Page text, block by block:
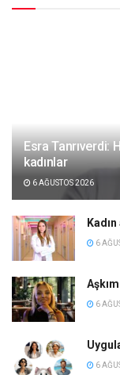
Esra Tanrıverdi:
kadınlar
6 AĞUSTOS 2026
6
6
6